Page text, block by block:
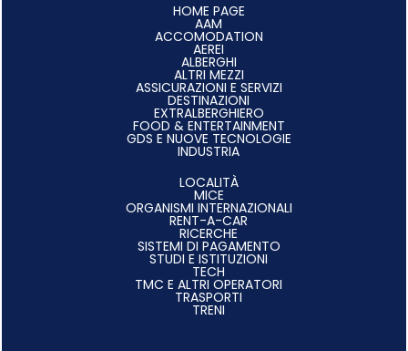
HOME PAGE
AAM
ACCOMODATION
AEREI
ALBERGHI
ALTRI MEZZI
ASSICURAZIONI E SERVIZI
DESTINAZIONI
EXTRALBERGHIERO
FOOD & ENTERTAINMENT
GDS E NUOVE TECNOLOGIE
INDUSTRIA
LOCALITÀ
MICE
ORGANISMI INTERNAZIONALI
RENT-A-CAR
RICERCHE
SISTEMI DI PAGAMENTO
STUDI E ISTITUZIONI
TECH
TMC E ALTRI OPERATORI
TRASPORTI
TRENI